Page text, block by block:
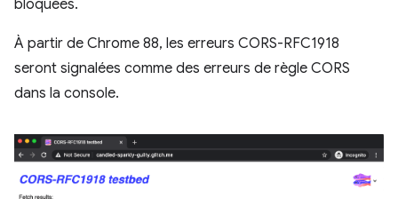
bloquées.
À partir de Chrome 88, les erreurs CORS-RFC1918
seront signalées comme des erreurs de règle CORS
dans la console.